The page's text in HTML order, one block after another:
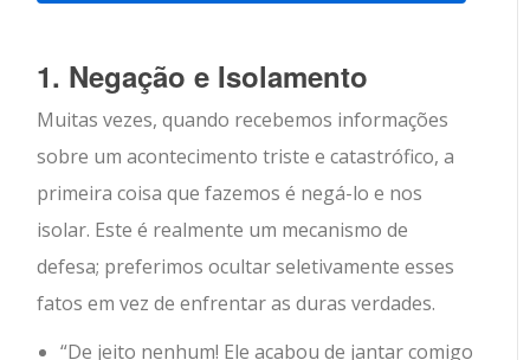
1. Negação e Isolamento
Muitas vezes, quando recebemos informações
sobre um acontecimento triste e catastrófico, a
primeira coisa que fazemos é negá-lo e nos
isolar. Este é realmente um mecanismo de
defesa; preferimos ocultar seletivamente esses
fatos em vez de enfrentar as duras verdades.
“De jeito nenhum! Ele acabou de jantar comigo